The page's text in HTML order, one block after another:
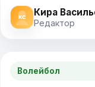
Кира
Редактор
Волейбол